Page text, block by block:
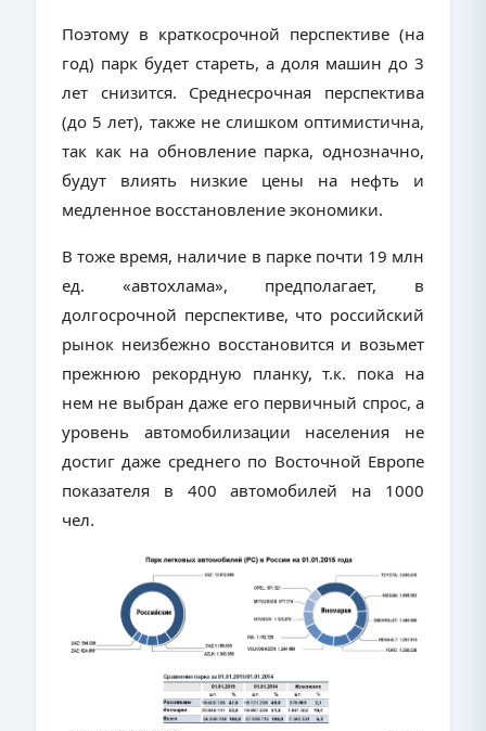
Поэтому в краткосрочной перспективе (на
год) парк будет стареть, а доля машин до 3
лет снизится. Среднесрочная перспектива
(до 5 лет), также не слишком оптимистична,
так как на обновление парка, однозначно,
будут влиять низкие цены на нефть и
медленное восстановление экономики.
В тоже время, наличие в парке почти 19 млн
ед. «автохлама», предполагает, в
долгосрочной перспективе, что российский
рынок неизбежно восстановится и возьмет
прежнюю рекордную планку, т.к. пока на
нем не выбран даже его первичный спрос, а
уровень автомобилизации населения не
достиг даже среднего по Восточной Европе
показателя в 400 автомобилей на 1000
чел.